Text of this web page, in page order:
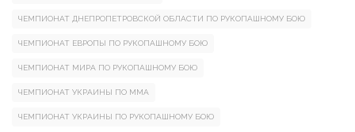
ЧЕМПИОНАТ ДНЕПРОПЕТРОВСКОЙ ОБЛАСТИ ПО РУКОПАШНОМУ БОЮ
ЧЕМПИОНАТ ЕВРОПЫ ПО РУКОПАШНОМУ БОЮ
ЧЕМПИОНАТ МИРА ПО РУКОПАШНОМУ БОЮ
ЧЕМПИОНАТ УКРАИНЫ ПО ММА
ЧЕМПИОНАТ УКРАИНЫ ПО РУКОПАШНОМУ БОЮ